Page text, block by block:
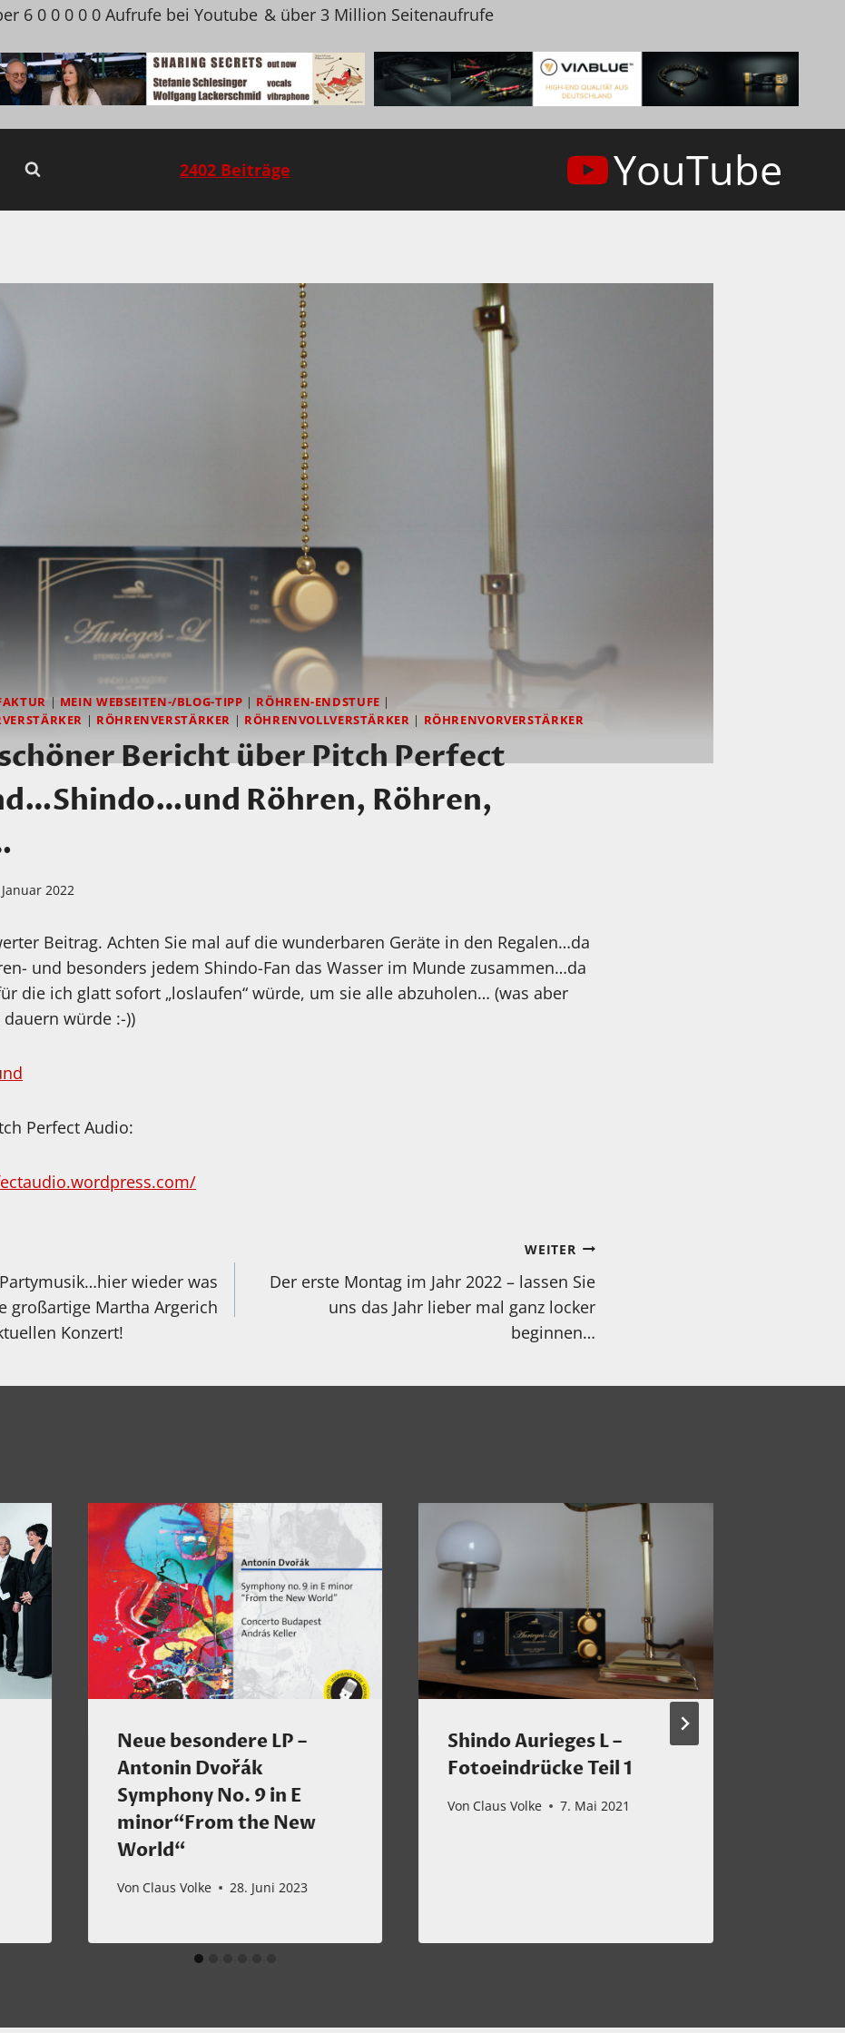
6 0 0 0 0 0 Aufrufe bei Youtube & über 3 Million Seitenaufrufe
2402 Beiträge YouTube
| MEIN WEBSEITEN-/BLOG-TIPP | RÖHREN-ENDSTUFE |
| RÖHRENVERSTÄRKER | RÖHRENVOLLVERSTÄRKER | RÖHRENVORVERSTÄRKER
Bericht über Pitch Perfect
Röhren, Röhren,
2022
Beitrag. Achten Sie mal auf die wunderbaren Geräte in den Regalen…da
und besonders jedem Shindo-Fan das Wasser im Munde zusammen…da
die ich glatt sofort „loslaufen“ würde, um sie alle abzuholen… (was aber
würde :-))
Perfect Audio:
wieder was
großartige Martha Argerich
Konzert!
WEITER
Der erste Montag im Jahr 2022 – lassen Sie
uns das Jahr lieber mal ganz locker
beginnen…
Neue besondere LP –
Antonin Dvořák
Symphony No. 9 in E
minor“From the New
World“
Von Claus Volke 28. Juni 2023
Shindo Aurieges L –
Fotoeindrücke Teil 1
Von Claus Volke 7. Mai 2021